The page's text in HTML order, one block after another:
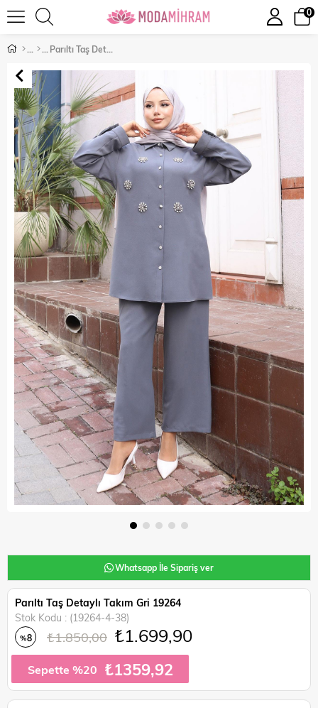
0
Parıltı Taş Detaylı Takım Gri 19264
Whatsapp İle Sipariş ver
Parıltı Taş Detaylı Takım Gri 19264
Stok Kodu
(19264-4-38)
%8 ₺1.850,00 ₺1.699,90
Sepette %20 ₺1359,92